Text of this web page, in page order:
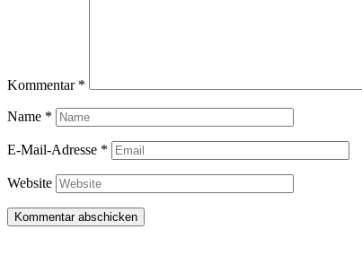
Kommentar *
Name *
E-Mail-Adresse *
Website